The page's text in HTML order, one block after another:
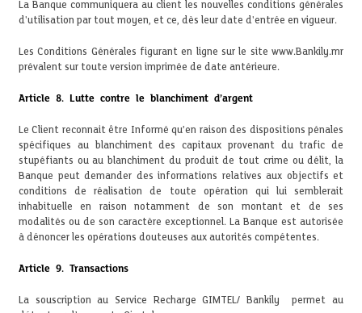
La Banque communiquera au client les nouvelles conditions générales
d'utilisation par tout moyen, et ce, dès leur date d'entrée en vigueur.
Les Conditions Générales figurant en ligne sur le site www.Bankily.mr
prévalent sur toute version imprimée de date antérieure.
Article 8. Lutte contre le blanchiment d’argent
Le Client reconnait être Informé qu’en raison des dispositions pénales
spécifiques au blanchiment des capitaux provenant du trafic de
stupéfiants ou au blanchiment du produit de tout crime ou délit, la
Banque peut demander des informations relatives aux objectifs et
conditions de réalisation de toute opération qui lui semblerait
inhabituelle en raison notamment de son montant et de ses
modalités ou de son caractère exceptionnel. La Banque est autorisée
à dénoncer les opérations douteuses aux autorités compétentes.
Article 9. Transactions
La souscription au Service Recharge GIMTEL/ Bankily permet au